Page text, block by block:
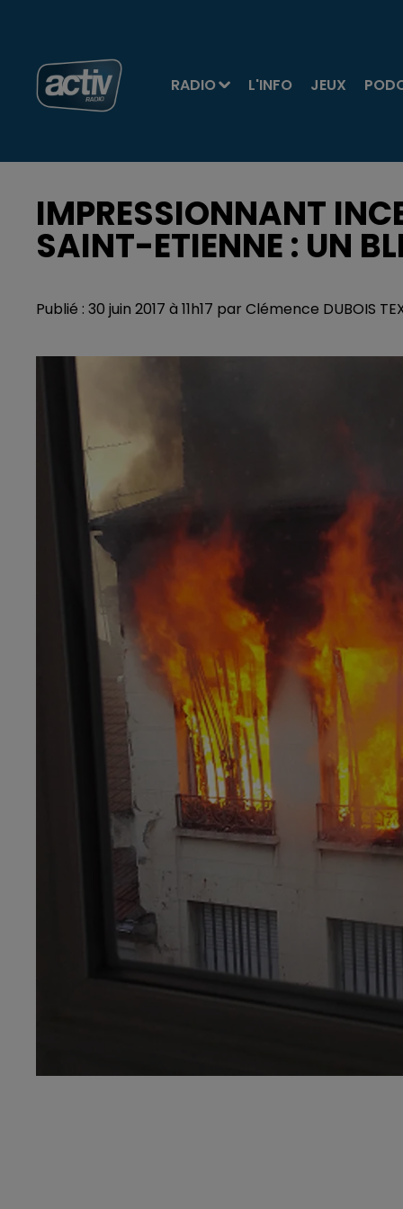
RADIO L'INFO JEUX
IMPRESSIONNANT
SAINT-ETIENNE : UN
Publié : 30 juin 2017 à 11h17 par Clémence DUBOIS